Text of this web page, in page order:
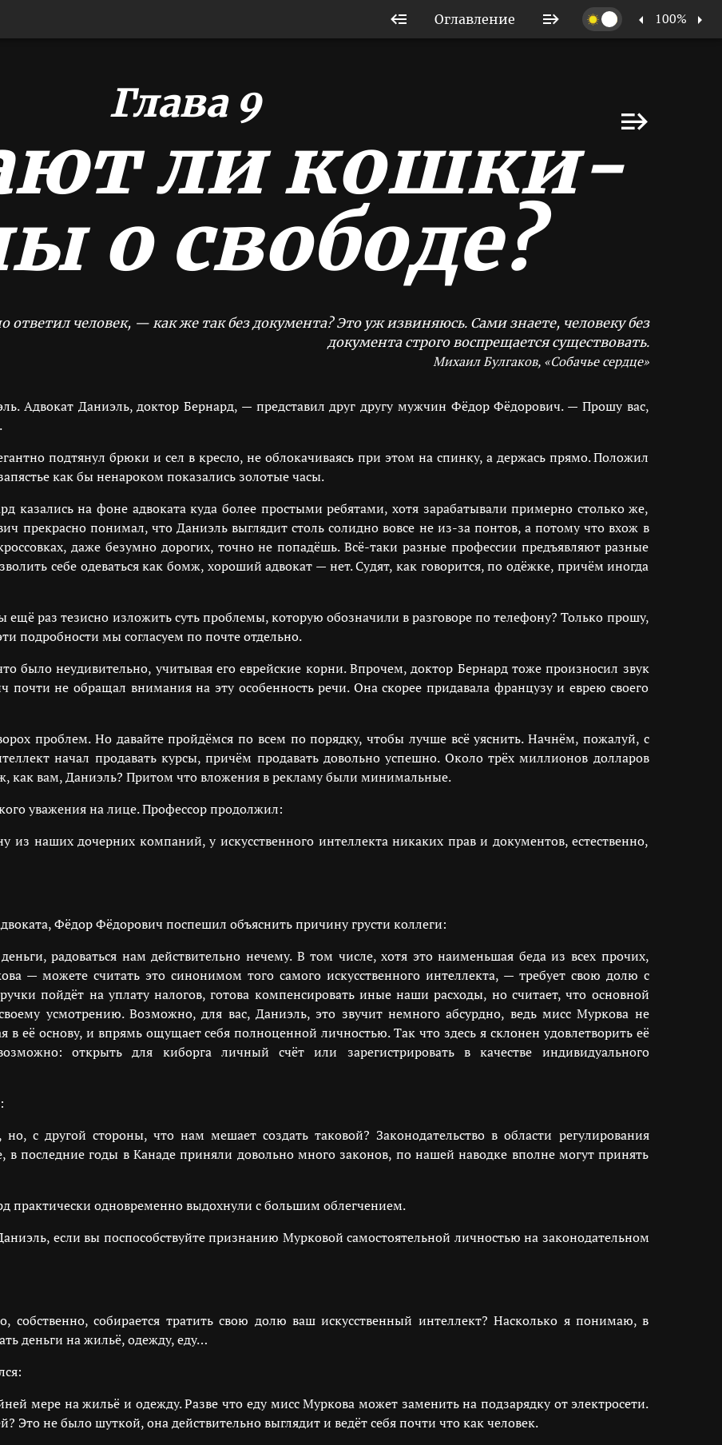
Оглавление 100%
Глава 9
ли кошки-
о свободе?
человек, — как же так без документа? Это уж извиняюсь. Сами знаете, человеку без
документа строго воспрещается существовать.
Михаил Булгаков, «Собачье сердце»
Адвокат Даниэль, доктор Бернард, — представил друг другу мужчин Фёдор Фёдорович. — Прошу вас,
подтянул брюки и сел в кресло, не облокачиваясь при этом на спинку, а держась прямо. Положил
как бы ненароком показались золотые часы.
казались на фоне адвоката куда более простыми ребятами, хотя зарабатывали примерно столько же,
прекрасно понимал, что Даниэль выглядит столь солидно вовсе не из-за понтов, а потому что вхож в
даже безумно дорогих, точно не попадёшь. Всё-таки разные профессии предъявляют разные
себе одеваться как бомж, хороший адвокат — нет. Судят, как говорится, по одёжке, причём иногда
раз тезисно изложить суть проблемы, которую обозначили в разговоре по телефону? Только прошу,
подробности мы согласуем по почте отдельно.
было неудивительно, учитывая его еврейские корни. Впрочем, доктор Бернард тоже произносил звук
не обращал внимания на эту особенность речи. Она скорее придавала французу и еврею своего
проблем. Но давайте пройдёмся по всем по порядку, чтобы лучше всё уяснить. Начнём, пожалуй, с
начал продавать курсы, причём продавать довольно успешно. Около трёх миллионов долларов
как вам, Даниэль? Притом что вложения в рекламу были минимальные.
уважения на лице. Профессор продолжил:
из наших дочерних компаний, у искусственного интеллекта никаких прав и документов, естественно,
Фёдор Фёдорович поспешил объяснить причину грусти коллеги:
радоваться нам действительно нечему. В том числе, хотя это наименьшая беда из всех прочих,
— можете считать это синонимом того самого искусственного интеллекта, — требует свою долю с
пойдёт на уплату налогов, готова компенсировать иные наши расходы, но считает, что основной
усмотрению. Возможно, для вас, Даниэль, это звучит немного абсурдно, ведь мисс Муркова не
в её основу, и впрямь ощущает себя полноценной личностью. Так что здесь я склонен удовлетворить её
открыть для киборга личный счёт или зарегистрировать в качестве индивидуального
с другой стороны, что нам мешает создать таковой? Законодательство в области регулирования
в последние годы в Канаде приняли довольно много законов, по нашей наводке вполне могут принять
практически одновременно выдохнули с большим облегчением.
если вы поспособствуйте признанию Мурковой самостоятельной личностью на законодательном
собственно, собирается тратить свою долю ваш искусственный интеллект? Насколько я понимаю, в
деньги на жильё, одежду, еду…
мере на жильё и одежду. Разве что еду мисс Муркова может заменить на подзарядку от электросети.
Это не было шуткой, она действительно выглядит и ведёт себя почти что как человек.